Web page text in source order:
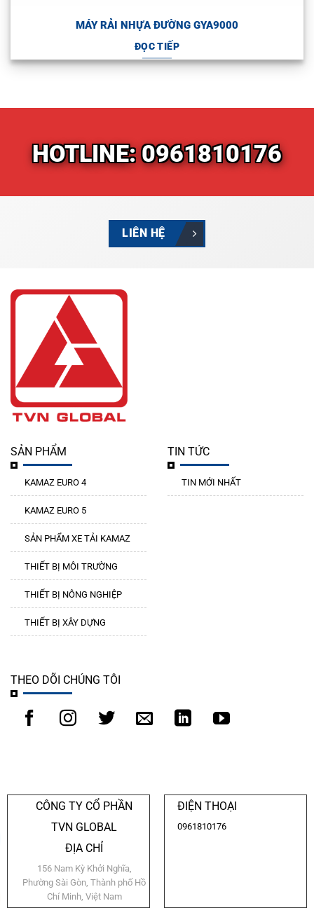
MÁY RẢI NHỰA ĐƯỜNG GYA9000
ĐỌC TIẾP
HOTLINE: 0961810176
LIÊN HỆ
SẢN PHẨM
KAMAZ EURO 4
KAMAZ EURO 5
SẢN PHẨM XE TẢI KAMAZ
THIẾT BỊ MÔI TRƯỜNG
THIẾT BỊ NÔNG NGHIỆP
THIẾT BỊ XÂY DỰNG
TIN TỨC
TIN MỚI NHẤT
THEO DÕI CHÚNG TÔI
CÔNG TY CỔ PHẦN
TVN GLOBAL
ĐỊA CHỈ
156 Nam Kỳ Khởi Nghĩa,
Phường Sài Gòn, Thành phố Hồ
Chí Minh, Việt Nam
ĐIỆN THOẠI
0961810176